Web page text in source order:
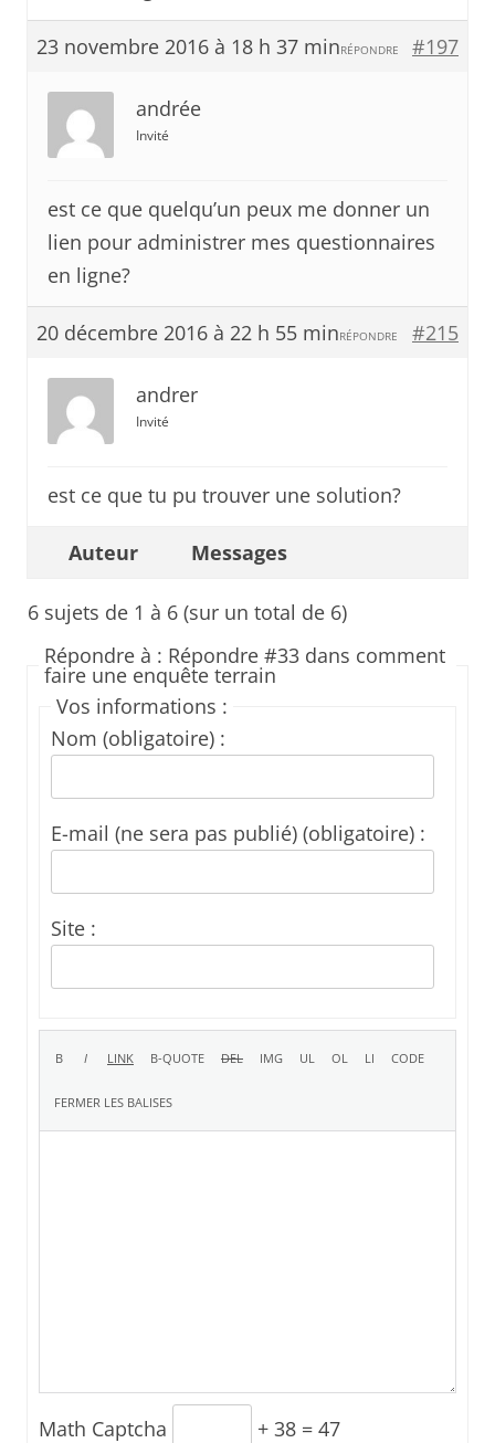
23 novembre 2016 à 18 h 37 min #197
RÉPONDRE
andrée
Invité
est ce que quelqu’un peux me donner un
lien pour administrer mes questionnaires
en ligne?
20 décembre 2016 à 22 h 55 min #215
RÉPONDRE
andrer
Invité
est ce que tu pu trouver une solution?
Auteur Messages
6 sujets de 1 à 6 (sur un total de 6)
Répondre à : Répondre #33 dans comment
faire une enquête terrain
Vos informations :
Nom (obligatoire) :
E-mail (ne sera pas publié) (obligatoire) :
Site :
Math Captcha + 38 = 47